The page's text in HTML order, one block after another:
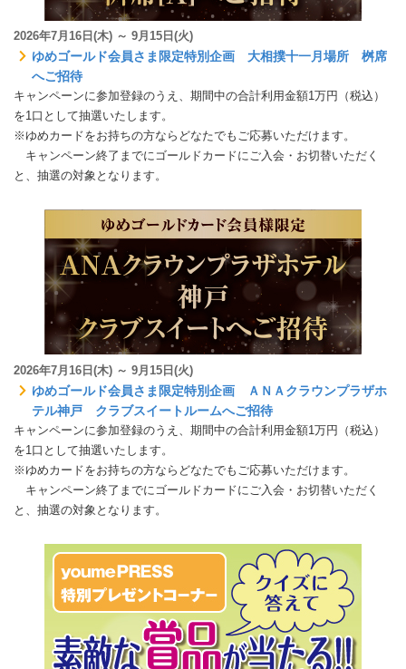
2026年7月16日(木) ～ 9月15日(火)
ゆめゴールド会員さま限定特別企画 大相撲十一月場所 桝席
へご招待
キャンペーンに参加登録のうえ、期間中の合計利用金額1万円（税込）
を1口として抽選いたします。
※ゆめカードをお持ちの方ならどなたでもご応募いただけます。
キャンペーン終了までにゴールドカードにご入会・お切替いただく
と、抽選の対象となります。
2026年7月16日(木) ～ 9月15日(火)
ゆめゴールド会員さま限定特別企画 ＡＮＡクラウンプラザホ
テル神戸 クラブスイートルームへご招待
キャンペーンに参加登録のうえ、期間中の合計利用金額1万円（税込）
を1口として抽選いたします。
※ゆめカードをお持ちの方ならどなたでもご応募いただけます。
キャンペーン終了までにゴールドカードにご入会・お切替いただく
と、抽選の対象となります。